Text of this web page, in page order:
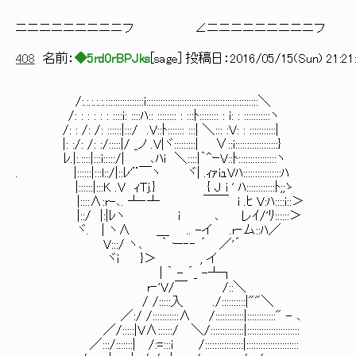
ニニニニニニニニニフ ∠ニニニニニニニニニフ
408 名前： ◆5rd0rBPJks sage ] 投稿日： 2016/05/15(Sun)
/:.:.:.:.:.::::::::::::::::i:::::::::::::::::::::::::::::::::::::::::::::::＼
/: : : : : : ::::i: ::::ﾊ:: :::::::: : :::ﾄ:::::::: : i: : :::::::::::ヽ
/: : /: /: ::::::|:::/ .V::ﾄ::::::: :::| ＼::: :V: : :::::::::::|
|: :/: /: :/:::::|/ _ノ .V|ヾ:::::::::| ∨::i::::::::::::::::::}
ﾚ.|:.::::|:::i:::::/| ､ﾊi ＼::::|｀^ｰV::ﾄ::::::::::::::::ヽ
. |::::::|:::l::/|::ﾚ'¨￣ヽ ヾ| .ｨｧiｭVﾊ::::::::::::::::ﾊ 一
|::::::|:::K .V ｨTj.} { J i ' ﾊ::::::::::::ﾄ;;ゝ 満足に守
|::::∧:r-､. ┴‐┴ ￣￣ i .ﾋ V:ﾊ::::i::＞
|::/ |:|ﾚヽ i ､ レｲ/'ﾘ::::::＞
ヾ. | ヽ∧ ＿ .. -イ .r‐ム::ﾊ／ ……軍のや
V:::/ ヽ､ ｀ ー‐‐ ´ ／'´
ヾi }＞ , イ
| ｀ - ´_ -┴┐
r‐'V/￣ /::＼ __00
/ /:::::入 ./::::::::::|""＼ く,ﾆ !
／:/ /:::::::::::∧ /::::::::::::|::::::::::::"
／/:::::|V∧::::::/ ＼/::::::::::::::|::::::::::::::::::::::
／:::/:::::::| /:=:::i /::::::::::::::::|::::::::::::::::::::::